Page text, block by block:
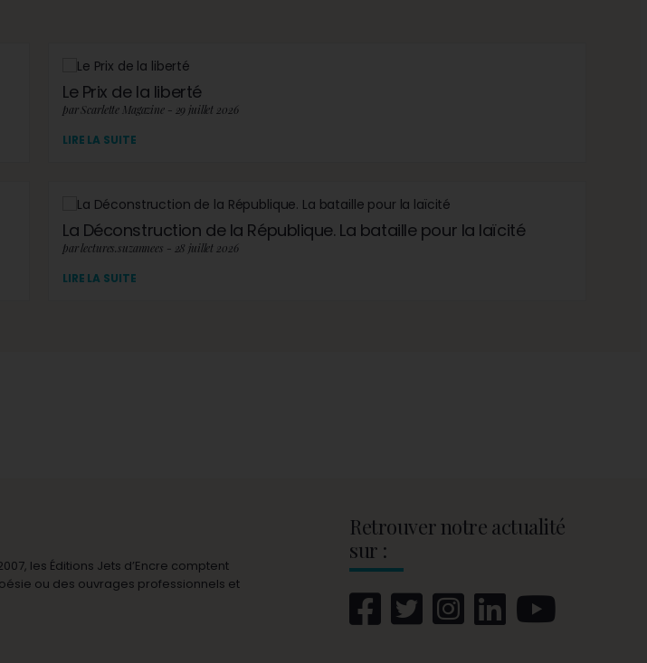
Le Prix de la liberté
par Scarlette Magazine - 29 juillet 2026
LIRE LA SUITE
La Déconstruction de la République. La bataille pour la laïcité
par lectures.suzannees - 28 juillet 2026
LIRE LA SUITE
les Éditions Jets d’Encre comptent
ou des ouvrages professionnels et
Retrouver notre actualité
sur :